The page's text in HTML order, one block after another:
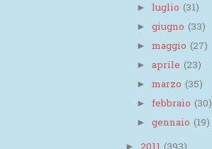
►luglio(31)
►giugno(33)
►maggio(27)
►aprile(23)
►marzo(35)
►febbraio(30)
►gennaio(19)
►